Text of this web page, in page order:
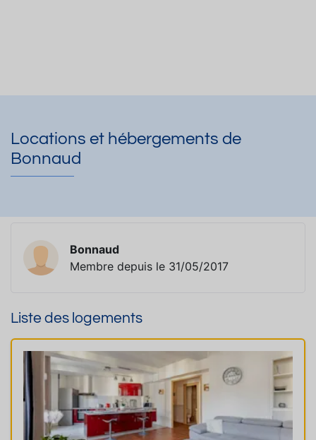
Locations et hébergements de
Bonnaud
Bonnaud
Membre depuis le 31/05/2017
Liste des logements